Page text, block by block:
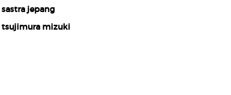
#sastra jepang
#tsujimura mizuki